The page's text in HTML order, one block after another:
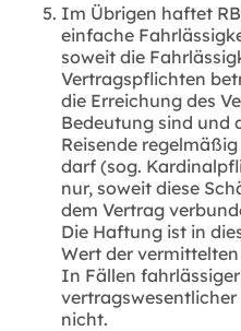
Im Übrigen haftet
einfache
soweit die
Vertragspflichten
die Erreichung des
Bedeutung sind und
Reisende
darf (sog.
nur, soweit diese
dem Vertrag
Die Haftung ist in
Wert der
In Fällen
nicht.